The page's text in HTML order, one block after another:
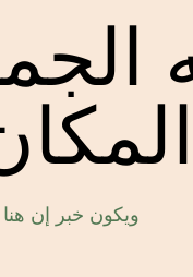
ويكون خبر إن